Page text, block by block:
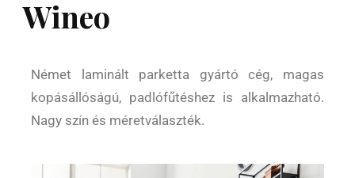
Wineo
Német laminált parketta gyártó cég, magas
kopásállóságú, padlófűtéshez is alkalmazható.
Nagy szín és méretválaszték.